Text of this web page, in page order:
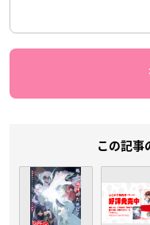
この記事